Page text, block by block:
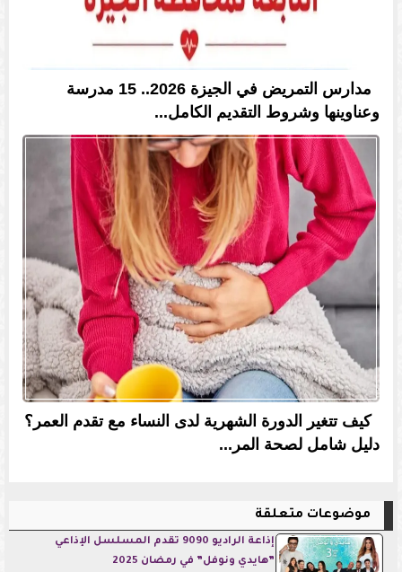
مدارس التمريض في الجيزة 2026.. 15 مدرسة
وعناوينها وشروط التقديم الكامل...
كيف تتغير الدورة الشهرية لدى النساء مع تقدم العمر؟
دليل شامل لصحة المر...
موضوعات متعلقة
إذاعة الراديو 9090 تقدم المسلسل الإذاعي
”هايدي ونوفل” في رمضان 2025